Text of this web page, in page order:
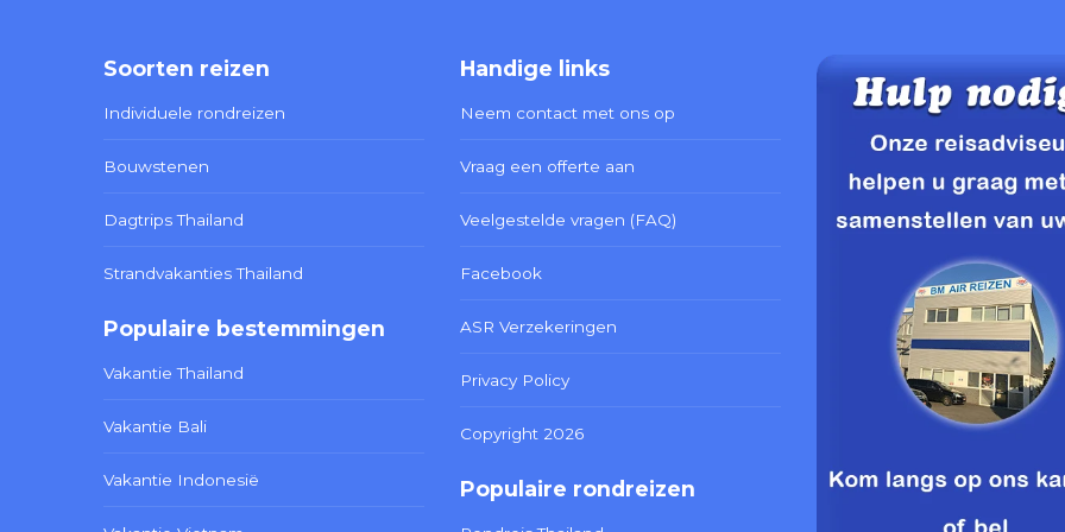
Soorten reizen
Individuele rondreizen
Bouwstenen
Dagtrips Thailand
Strandvakanties Thailand
Populaire bestemmingen
Vakantie Thailand
Vakantie Bali
Vakantie Indonesië
Handige links
Neem contact met ons op
Vraag een offerte aan
Veelgestelde vragen (FAQ)
Facebook
ASR Verzekeringen
Privacy Policy
Copyright 2026
Populaire rondreizen